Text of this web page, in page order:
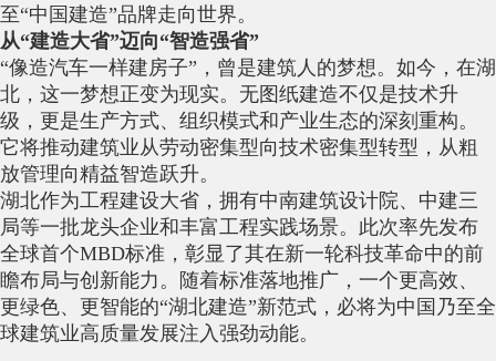
至“中国建造”品牌走向世界。
从“建造大省”迈向“智造强省”
“像造汽车一样建房子”，曾是建筑人的梦想。如今，在湖
北，这一梦想正变为现实。无图纸建造不仅是技术升
级，更是生产方式、组织模式和产业生态的深刻重构。
它将推动建筑业从劳动密集型向技术密集型转型，从粗
放管理向精益智造跃升。
湖北作为工程建设大省，拥有中南建筑设计院、中建三
局等一批龙头企业和丰富工程实践场景。此次率先发布
全球首个MBD标准，彰显了其在新一轮科技革命中的前
瞻布局与创新能力。随着标准落地推广，一个更高效、
更绿色、更智能的“湖北建造”新范式，必将为中国乃至全
球建筑业高质量发展注入强劲动能。